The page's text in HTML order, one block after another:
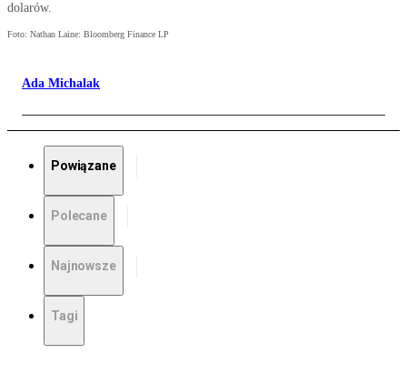
dolarów.
Foto: Nathan Laine: Bloomberg Finance LP
Ada Michalak
Powiązane
Polecane
Najnowsze
Tagi